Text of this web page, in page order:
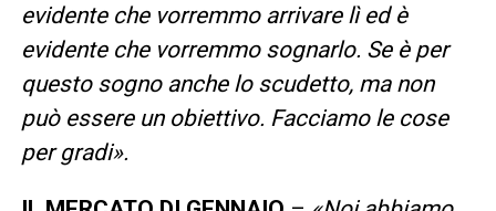
evidente che vorremmo arrivare lì ed è
evidente che vorremmo sognarlo. Se è per
questo sogno anche lo scudetto, ma non
può essere un obiettivo. Facciamo le cose
per gradi».